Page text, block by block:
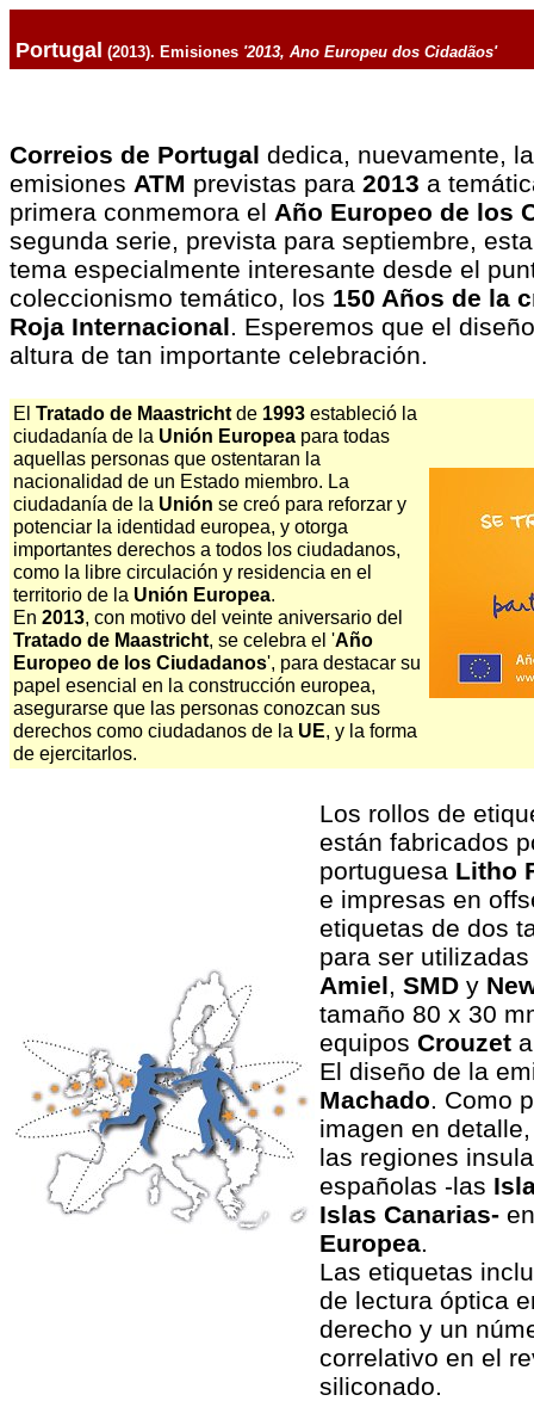
Portugal (2013). Emisiones '2013, Ano Europeu dos Cidadãos'
Correios de Portugal dedica, nuevamente,
emisiones ATM previstas para 2013 a
primera conmemora el Año Europeo de los
segunda serie, prevista para septiembre,
tema especialmente interesante desde el
coleccionismo temático, los 150 Años de la
Roja Internacional. Esperemos que el
altura de tan importante celebración.
El Tratado de Maastricht de 1993 estableció la
ciudadanía de la Unión Europea para todas
aquellas personas que ostentaran la
nacionalidad de un Estado miembro. La
ciudadanía de la Unión se creó para reforzar y
potenciar la identidad europea, y otorga
importantes derechos a todos los ciudadanos,
como la libre circulación y residencia en el
territorio de la Unión Europea.
En 2013, con motivo del veinte aniversario del
Tratado de Maastricht, se celebra el 'Año
Europeo de los Ciudadanos', para destacar su
papel esencial en la construcción europea,
asegurarse que las personas conozcan sus
derechos como ciudadanos de la UE, y la forma
de ejercitarlos.
Los rollos de
están fabricados
portuguesa Litho
e impresas en
etiquetas de dos
para ser
Amiel, SMD y
tamaño 80 x 30
equipos Crouzet
El diseño de la
Machado. Como
imagen en
las regiones
españolas -las
Islas Canarias-
Europea.
Las etiquetas
de lectura óptica
derecho y un
correlativo en el
siliconado.